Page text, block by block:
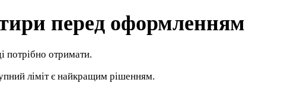
перед оформленням
потрібно отримати.
ліміт є найкращим рішенням.